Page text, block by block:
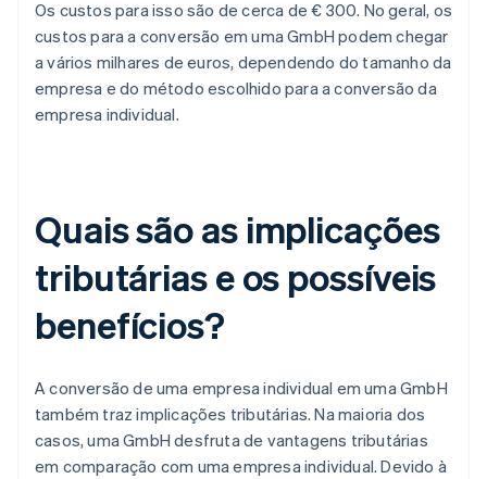
Os custos para isso são de cerca de € 300. No geral, os
custos para a conversão em uma GmbH podem chegar
a vários milhares de euros, dependendo do tamanho da
empresa e do método escolhido para a conversão da
empresa individual.
Quais são as implicações
tributárias e os possíveis
benefícios?
A conversão de uma empresa individual em uma GmbH
também traz implicações tributárias. Na maioria dos
casos, uma GmbH desfruta de vantagens tributárias
em comparação com uma empresa individual. Devido à